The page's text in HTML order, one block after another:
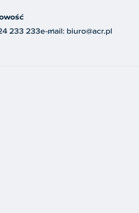
233 233e-mail: biuro@acr.pl